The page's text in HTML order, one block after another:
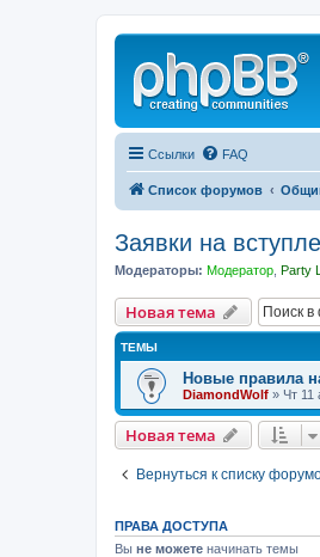
Ссылки FAQ
Список форумов
Заявки на
Модераторы: Модератор Party
Новая тема
ТЕМЫ
Новые правила
DiamondWolf » Чт 11
Новая тема
Вернуться к списку
ПРАВА ДОСТУПА
Вы не можете начинать темы